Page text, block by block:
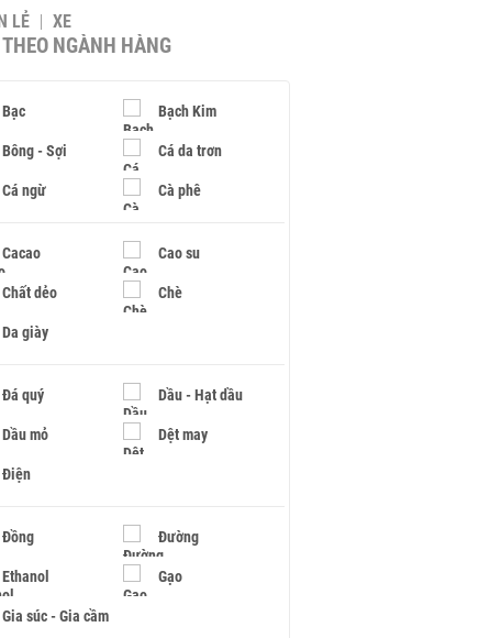
LẺ XE
NGÀNH HÀNG
Bạc Bạch Kim
Bông - Sợi Cá da trơn
Cá ngừ Cà phê
Cacao Cao su
Chất dẻo Chè
Da giày
Đá quý Dầu - Hạt dầu
Dầu mỏ Dệt may
Điện
Đồng Đường
Ethanol Gạo
Gia súc - Gia cầm